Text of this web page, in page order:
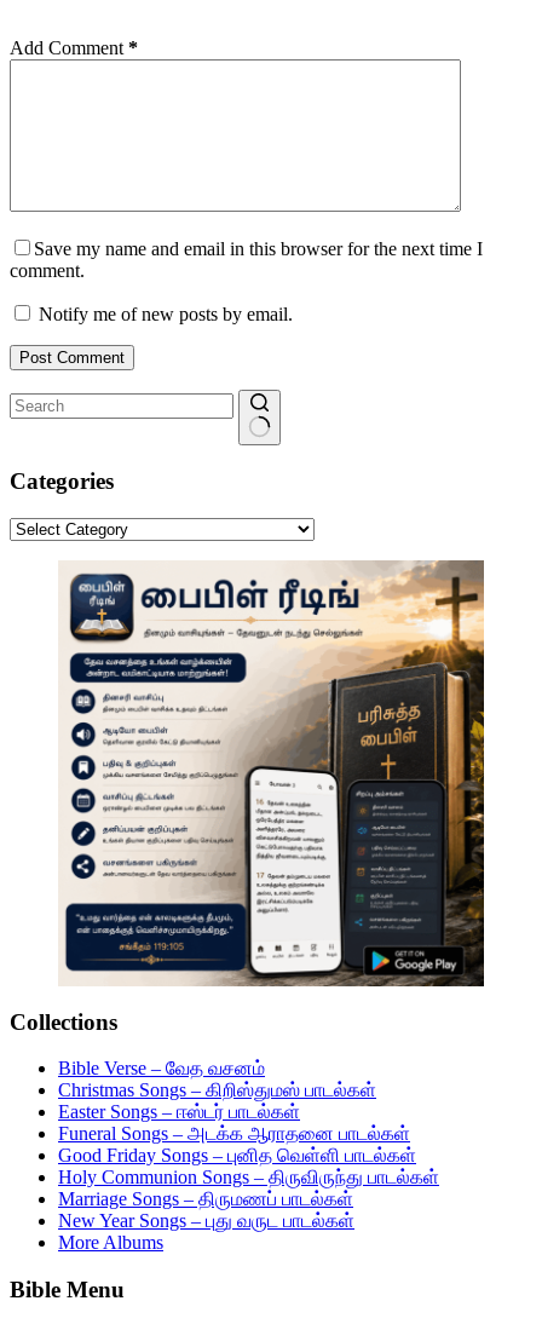
Add Comment*
Save my name and email in this browser for the next time I
comment.
Notify me of new posts by email.
Post Comment
results
Categories
Categories
Collections
Bible Verse – வேத வசனம்
Christmas Songs – கிறிஸ்துமஸ் பாடல்கள்
Easter Songs – ஈஸ்டர் பாடல்கள்
Funeral Songs – அடக்க ஆராதனை பாடல்கள்
Good Friday Songs – புனித வெள்ளி பாடல்கள்
Holy Communion Songs – திருவிருந்து பாடல்கள்
Marriage Songs – திருமணப் பாடல்கள்
New Year Songs – புது வருட பாடல்கள்
More Albums
Bible Menu